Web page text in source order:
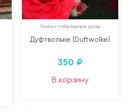
Чайно-гибридные розы
Дуфтвольке (Duftwolke)
350 ₽
В корзину